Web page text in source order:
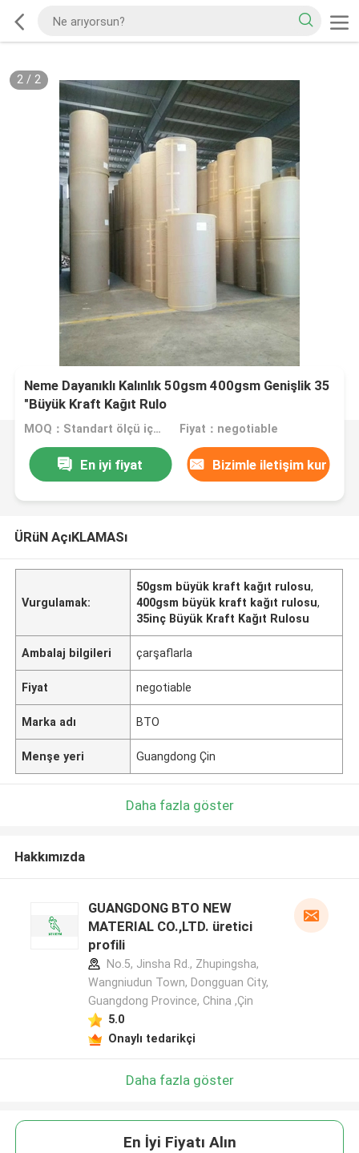
2/ 2
Neme Dayanıklı Kalınlık 50gsm 400gsm Genişlik 35
"Büyük Kraft Kağıt Rulo
MOQ：Standart ölçü için 1 ton Fiyat：negotiable
En iyi fiyat Bizimle iletişim kur
ÜRüN AçıKLAMASı
Vurgulamak:
50gsm büyük kraft kağıt rulosu,
400gsm büyük kraft kağıt rulosu,
35inç Büyük Kraft Kağıt Rulosu
Ambalaj bilgileri çarşaflarla
Fiyat negotiable
Marka adı BTO
Menşe yeri Guangdong Çin
Daha fazla göster
Hakkımızda
GUANGDONG BTO NEW
MATERIAL CO.,LTD. üretici
profili
No.5, Jinsha Rd., Zhupingsha,
Wangniudun Town, Dongguan City,
Guangdong Province, China ,Çin
5.0
Onaylı tedarikçi
Daha fazla göster
En İyi Fiyatı Alın